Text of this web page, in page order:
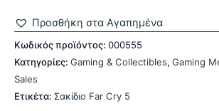
5
ποσότητα
Προσθήκη στα Αγαπημένα
Κωδικός προϊόντος: 000555
Κατηγορίες: Gaming & Collectibles, Gaming
Sales
Ετικέτα: Σακίδιο Far Cry 5